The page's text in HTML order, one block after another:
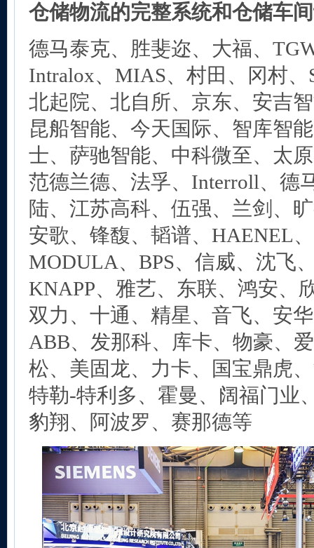
仓储物流的完整系统和仓储车
德马泰克、胜斐迩、大福、
Intralox、MIAS、村田、冈村、
北起院、北自所、京东、安吉
昆船智能、今天国际、智库智
士、萨驰智能、中科微至、太
范德兰德、法孚、Interroll、德
陆、江苏高科、伍强、兰剑、
安歌、锋馥、韬谱、HAENEL
MODULA、BPS、信威、沈飞
KNAPP、雅艺、东联、鸿安、
双力、十通、精星、音飞、安
ABB、发那科、库卡、物豪、
松、美固龙、力卡、国宝鼎虎
特勒-特利多、霍曼、阔福门业
豹翔、阿波罗、赛那德等